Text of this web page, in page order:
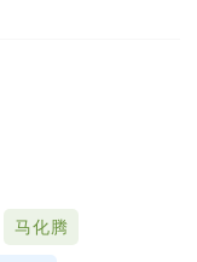
马化腾